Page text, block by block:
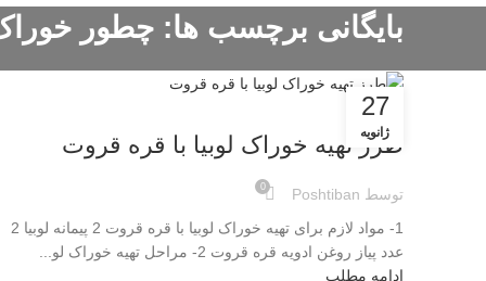
بایگانی برچسب ها: چطور خوراک
27
ژانویه
وبلاگ
طرز تهیه خوراک لوبیا با قره قروت
توسط Poshtiban
0
1- مواد لازم برای تهیه خوراک لوبیا با قره قروت 2 پیمانه لوبیا 2
عدد پیاز روغن ادویه قره قروت 2- مراحل تهیه خوراک لو...
ادامه مطلب